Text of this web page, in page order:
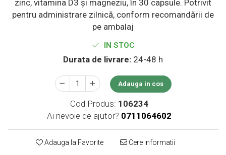
Supliment Vitamina C
Supliment Vitamina D3
Tincturi si Gemoderivate
Tuse gat si respiratie
zinc, vitamina D3 și magneziu, în 30 capsule. Potrivit
pentru administrare zilnică, conform recomandării de
pe ambalaj
IN STOC
Durata de livrare: 24-48 h
Adauga in cos
Cod Produs: 106234
Ai nevoie de ajutor? 0711064602
Adauga la Favorite Cere informatii